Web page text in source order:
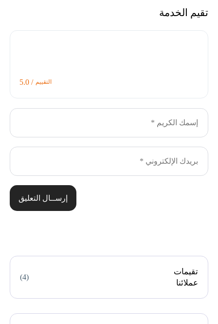
تقيم الخدمة
التقييم / 5.0
إرســال التعليق
تقيمات
عملائنا
(4)